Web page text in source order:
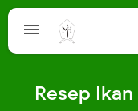

Resep